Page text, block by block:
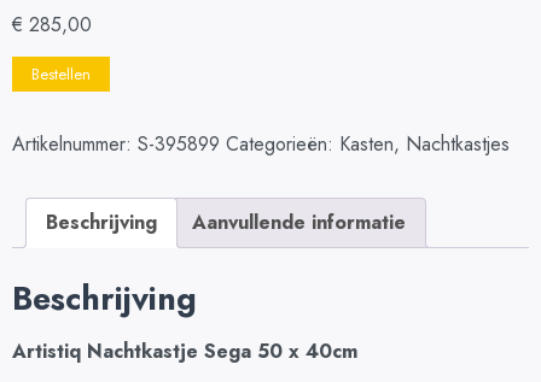
€ 285,00
Bestellen
Artikelnummer: S-395899 Categorieën: Kasten, Nachtkastjes
Beschrijving Aanvullende informatie
Beschrijving
Artistiq Nachtkastje Sega 50 x 40cm